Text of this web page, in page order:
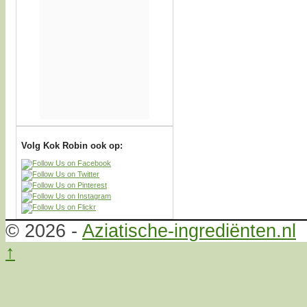
Volg Kok Robin ook op:
© 2026 - Aziatische-ingrediënten.nl
↑